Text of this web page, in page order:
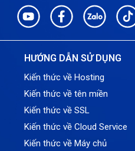
HƯỚNG DẪN SỬ DỤNG
Kiến thức về Hosting
Kiến thức về tên miền
Kiến thức về SSL
Kiến thức về Cloud Service
Kiến thức về Máy chủ